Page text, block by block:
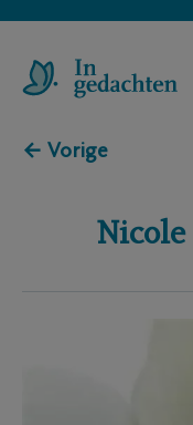
← Vorige
Nicole